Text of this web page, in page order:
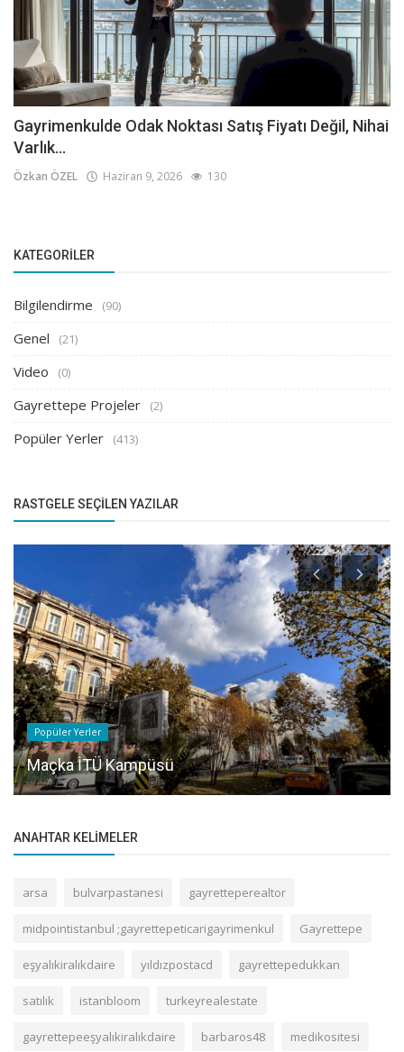
Gayrimenkulde Odak Noktası Satış Fiyatı Değil, Nihai
Varlık...
Özkan ÖZEL Haziran 9, 2026 130
KATEGORILER
Bilgilendirme (90)
Genel (21)
Video (0)
Gayrettepe Projeler (2)
Popüler Yerler (413)
RASTGELE SEÇILEN YAZILAR
Popüler Yerler
Maçka İTÜ Kampüsü
ANAHTAR KELIMELER
arsa bulvarpastanesi gayretteperealtor
midpointistanbul ;gayrettepeticarigayrimenkul Gayrettepe
eşyalıkiralıkdaire yıldızpostacd gayrettepedukkan
satılık istanbloom turkeyrealestate
gayrettepeeşyalıkiralıkdaire barbaros48 medikositesi